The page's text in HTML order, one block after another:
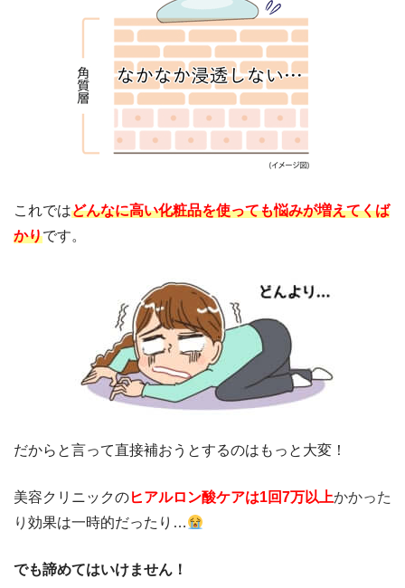
これではどんなに高い化粧品を使っても悩みが増えてくば
かりです。
だからと言って直接補おうとするのはもっと大変！
美容クリニックのヒアルロン酸ケアは1回7万以上かかった
り 効果は一時的だったり…
でも諦めてはいけません！